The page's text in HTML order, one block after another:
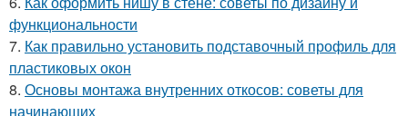
функциональности
7. Как правильно установить подставочный профиль для
пластиковых окон
8. Основы монтажа внутренних откосов: советы для
начинающих